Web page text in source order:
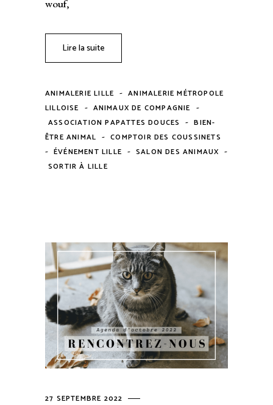
wouf,
Lire la suite
ANIMALERIE LILLE - ANIMALERIE MÉTROPOLE
LILLOISE - ANIMAUX DE COMPAGNIE -
ASSOCIATION PAPATTES DOUCES - BIEN-
ÊTRE ANIMAL - COMPTOIR DES COUSSINETS
- ÉVÉNEMENT LILLE - SALON DES ANIMAUX -
SORTIR À LILLE
27 SEPTEMBRE 2022